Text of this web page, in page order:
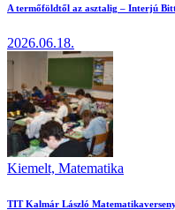
A termőföldtől az asztalig – Interjú
2026.06.18.
Kiemelt, Matematika
TIT Kalmár László